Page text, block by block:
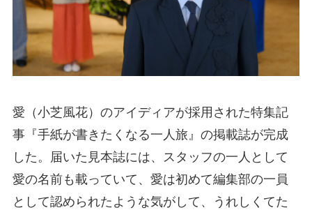
愛（小芝風花）のアイディアが採用された特集記
事『手紙が書きたくなる一人旅』の掲載誌が完成
した。届いた見本誌には、スタッフの一人として
愛の名前も載っていて、愛は初めて編集部の一員
として認められたような気がして、うれしくてた